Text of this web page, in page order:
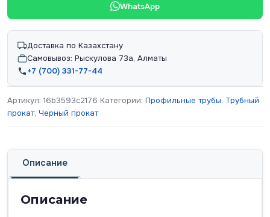
WhatsApp
Доставка по Казахстану
Самовывоз: Рыскулова 73а, Алматы
+7 (700) 331-77-44
Артикул: 16b3593c2176 Категории: Профильные трубы, Трубный
прокат, Черный прокат
Описание
Описание